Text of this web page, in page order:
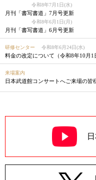
令和8年7月1日(水)
月刊「書写書道」7月号更新
令和8年6月1日(月)
月刊「書写書道」6月号更新
研修センター 令和8年6月24日(水)
料金の改定について（令和8年10月1
来場案内
日本武道館コンサートへご来場の皆